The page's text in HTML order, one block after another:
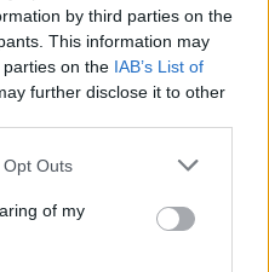
by third parties on the
This information may
on the IAB’s List of
further disclose it to other
uses one or more Google
behaviour. You may click to
and its third-party tags to
purposes in below Google
Outs
of my
la sua linea editoriale,
visive per il tifoso
una stagione allenatore
ciclista urbano.